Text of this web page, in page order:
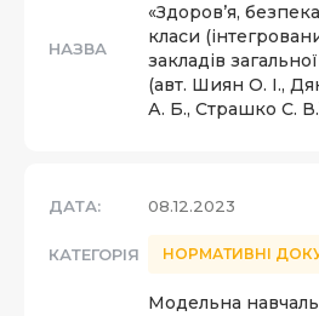
НАЗВА
«Здоров’я,
класи
закладів
(авт. Шиян О. І.,
А. Б., Страшко С.
ДАТА: 08.12.2023
КАТЕГОРІЯ НОРМАТИВНІ
Модельна